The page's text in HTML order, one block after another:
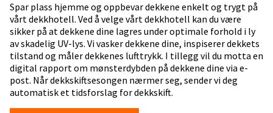
Spar plass hjemme og oppbevar dekkene enkelt og trygt på
vårt dekkhotell. Ved å velge vårt dekkhotell kan du være
sikker på at dekkene dine lagres under optimale forhold i ly
av skadelig UV-lys. Vi vasker dekkene dine, inspiserer dekkets
tilstand og måler dekkenes lufttrykk. I tillegg vil du motta en
digital rapport om mønsterdybden på dekkene dine via e-
post. Når dekkskiftsesongen nærmer seg, sender vi deg
automatisk et tidsforslag for dekkskift.